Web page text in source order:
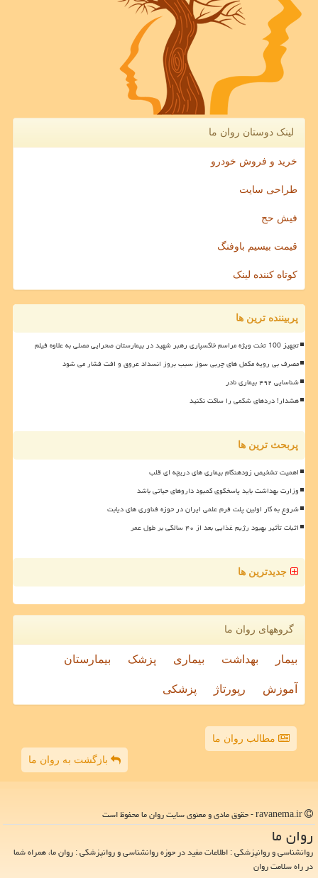
لینک دوستان روان ما
خرید و فروش خودرو
طراحی سایت
فیش حج
قیمت بیسیم باوفنگ
کوتاه کننده لینک
پربیننده ترین ها
تجهیز 100 تخت ویژه مراسم خاکسپاری رهبر شهید در بیمارستان صحرایی مصلی به علاوه فیلم
مصرف بی رویه مکمل های چربی سوز سبب بروز انسداد عروق و افت فشار می شود
شناسایی ۴۹۲ بیماری نادر
هشدار! دردهای شکمی را ساکت نکنید
پربحث ترین ها
اهمیت تشخیص زودهنگام بیماری های دریچه ای قلب
وزارت بهداشت باید پاسخگوی کمبود داروهای حیاتی باشد
شروع به کار اولین پلت فرم علمی ایران در حوزه فناوری های دیابت
اثبات تأثیر بهبود رژیم غذایی بعد از ۴۰ سالگی بر طول عمر
جدیدترین ها
گروههای روان ما
بیمار بهداشت بیماری پزشک بیمارستان
آموزش رپورتاژ پزشکی
مطالب روان ما
بازگشت به روان ما
روان ما
روانشناسی و روانپزشکی : اطلاعات مفید در حوزه روانشناسی و روانپزشکی : روان ما، همراه شما
در راه سلامت روان